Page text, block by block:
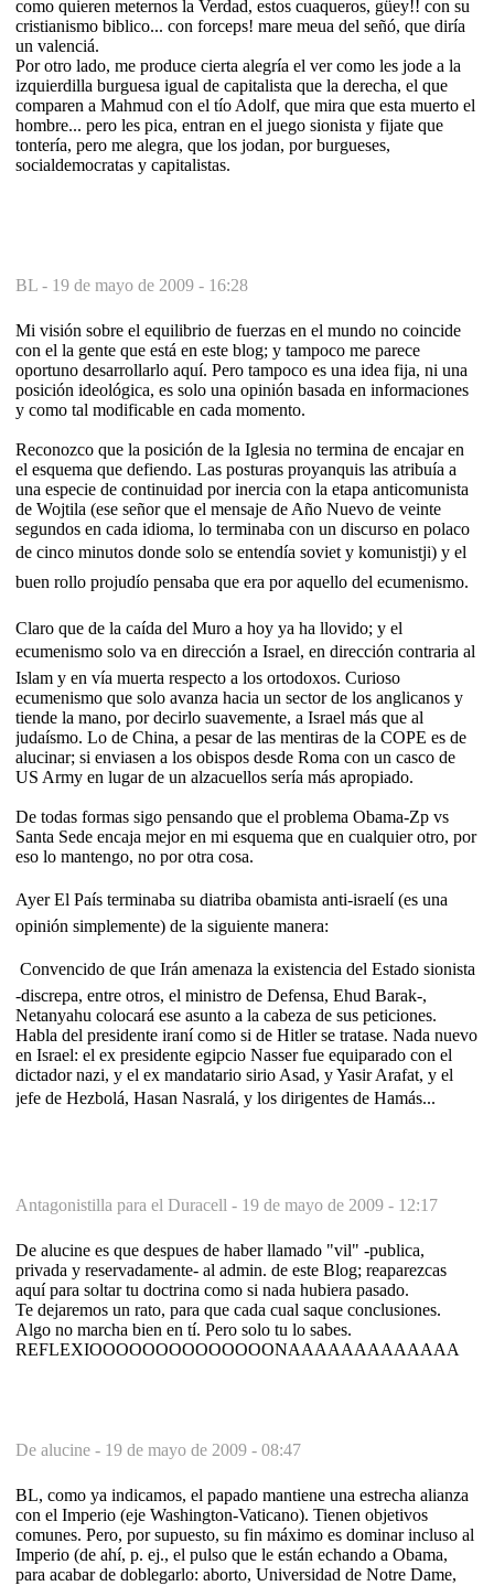
como quieren meternos la Verdad, estos cuaqueros, güey!! con su
cristianismo biblico... con forceps! mare meua del señó, que diría
un valenciá.
Por otro lado, me produce cierta alegría el ver como les jode a la
izquierdilla burguesa igual de capitalista que la derecha, el que
comparen a Mahmud con el tío Adolf, que mira que esta muerto el
hombre... pero les pica, entran en el juego sionista y fijate que
tontería, pero me alegra, que los jodan, por burgueses,
socialdemocratas y capitalistas.
BL - 19 de mayo de 2009 - 16:28
Mi visión sobre el equilibrio de fuerzas en el mundo no coincide
con el la gente que está en este blog; y tampoco me parece
oportuno desarrollarlo aquí. Pero tampoco es una idea fija, ni una
posición ideológica, es solo una opinión basada en informaciones
y como tal modificable en cada momento.
Reconozco que la posición de la Iglesia no termina de encajar en
el esquema que defiendo. Las posturas proyanquis las atribuía a
una especie de continuidad por inercia con la etapa anticomunista
de Wojtila (ese señor que el mensaje de Año Nuevo de veinte
segundos en cada idioma, lo terminaba con un discurso en polaco
de cinco minutos donde solo se entendía soviet y komunistji) y el
buen rollo projudío pensaba que era por aquello del ecumenismo.
Claro que de la caída del Muro a hoy ya ha llovido; y el
ecumenismo solo va en dirección a Israel, en dirección contraria al
Islam y en vía muerta respecto a los ortodoxos. Curioso
ecumenismo que solo avanza hacia un sector de los anglicanos y
tiende la mano, por decirlo suavemente, a Israel más que al
judaísmo. Lo de China, a pesar de las mentiras de la COPE es de
alucinar; si enviasen a los obispos desde Roma con un casco de
US Army en lugar de un alzacuellos sería más apropiado.
De todas formas sigo pensando que el problema Obama-Zp vs
Santa Sede encaja mejor en mi esquema que en cualquier otro, por
eso lo mantengo, no por otra cosa.
Ayer El País terminaba su diatriba obamista anti-israelí (es una
opinión simplemente) de la siguiente manera:
 Convencido de que Irán amenaza la existencia del Estado sionista
-discrepa, entre otros, el ministro de Defensa, Ehud Barak-,
Netanyahu colocará ese asunto a la cabeza de sus peticiones.
Habla del presidente iraní como si de Hitler se tratase. Nada nuevo
en Israel: el ex presidente egipcio Nasser fue equiparado con el
dictador nazi, y el ex mandatario sirio Asad, y Yasir Arafat, y el
jefe de Hezbolá, Hasan Nasralá, y los dirigentes de Hamás... 
Antagonistilla para el Duracell - 19 de mayo de 2009 - 12:17
De alucine es que despues de haber llamado "vil" -publica,
privada y reservadamente- al admin. de este Blog; reaparezcas
aquí para soltar tu doctrina como si nada hubiera pasado.
Te dejaremos un rato, para que cada cual saque conclusiones.
Algo no marcha bien en tí. Pero solo tu lo sabes.
REFLEXIOOOOOOOOOOOOOONAAAAAAAAAAAAA
De alucine - 19 de mayo de 2009 - 08:47
BL, como ya indicamos, el papado mantiene una estrecha alianza
con el Imperio (eje Washington-Vaticano). Tienen objetivos
comunes. Pero, por supuesto, su fin máximo es dominar incluso al
Imperio (de ahí, p. ej., el pulso que le están echando a Obama,
para acabar de doblegarlo: aborto, Universidad de Notre Dame,